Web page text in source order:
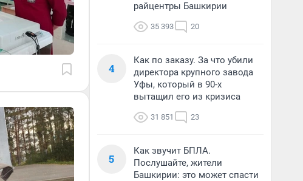
райцентры Башкирии
35 393 20
4
Как по заказу. За что убили
директора крупного завода
Уфы, который в 90-х
вытащил его из кризиса
31 851 23
5
Как звучит БПЛА.
Послушайте, жители
Башкирии: это может спасти